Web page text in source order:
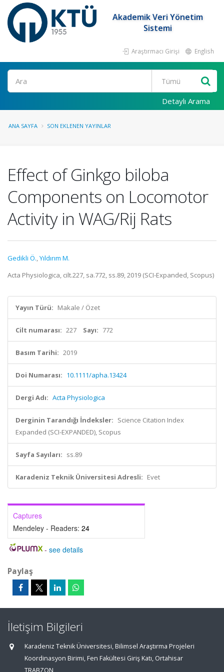
Akademik Veri Yönetim
Sistemi
Araştırmacı Girişi English
Ara
Detaylı Arama
ANA SAYFA SON EKLENEN YAYINLAR
Effect of Ginkgo biloba
Components on Locomotor
Activity in WAG/Rij Rats
Gedikli Ö.,Yıldırım M.
Acta Physiologica, cilt.227, sa.772, ss.89, 2019 (SCI-Expanded, Scopus)
Yayın Türü: Makale / Özet
Cilt numarası: 227 Sayı: 772
Basım Tarihi: 2019
Doi Numarası: 10.1111/apha.13424
Dergi Adı: Acta Physiologica
Derginin Tarandığı İndeksler: Science Citation Index
Expanded (SCI-EXPANDED), Scopus
Sayfa Sayıları: ss.89
Karadeniz Teknik Üniversitesi Adresli: Evet
Captures
Mendeley - Readers: 24
- see details
Paylaş
İletişim Bilgileri
Karadeniz Teknik Üniversitesi, Bilimsel Araştırma Projeleri
Koordinasyon Birimi, Fen Fakültesi Giriş Katı, Ortahisar
TRABZON